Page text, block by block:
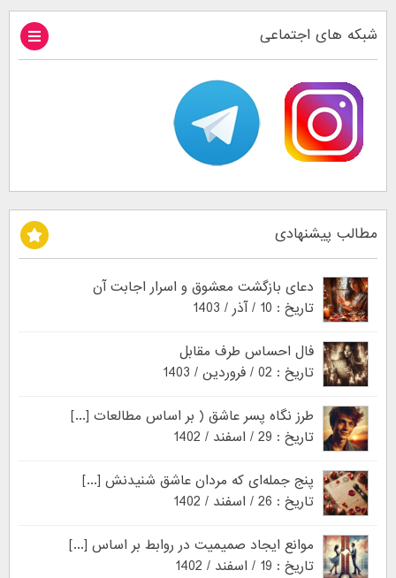
شبکه های اجتماعی
مطالب پیشنهادی
دعای بازگشت معشوق و اسرار اجابت آن
تاریخ : 10 / آذر / 1403
فال احساس طرف مقابل
تاریخ : 02 / فروردین / 1403
طرز نگاه پسر عاشق ( بر اساس مطالعات [...]
تاریخ : 29 / اسفند / 1402
پنج جمله‌ای که مردان عاشق شنیدنش [...]
تاریخ : 26 / اسفند / 1402
موانع ایجاد صمیمیت در روابط بر اساس [...]
تاریخ : 19 / اسفند / 1402